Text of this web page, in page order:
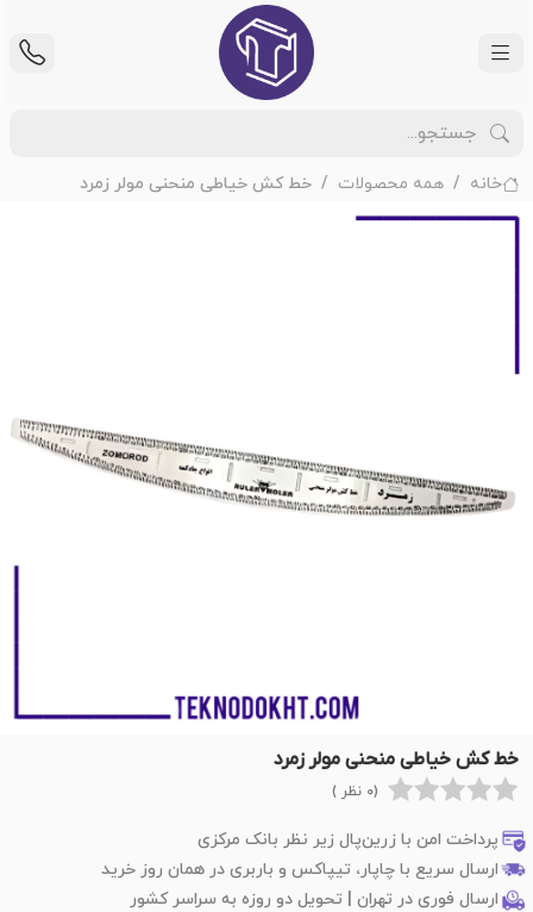
خانه همه محصولات خط کش خیاطی منحنی مولر زمرد
خط کش خیاطی منحنی مولر زمرد
(0 نظر )
پرداخت امن با زرین‌پال زیر نظر بانک مرکزی
ارسال سریع با چاپار، تیپاکس و باربری در همان روز خرید
ارسال فوری در تهران | تحویل دو روزه به سراسر کشور